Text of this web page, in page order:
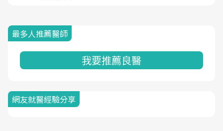
最多人推薦醫師
我要推薦良醫
網友就醫經驗分享